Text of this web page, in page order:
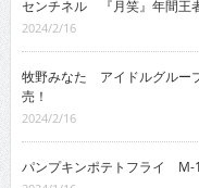
2024/2/16
牧野みなた アイドルグルー
売！
2024/2/16
パンプキンポテトフライ M-
2024/1/16